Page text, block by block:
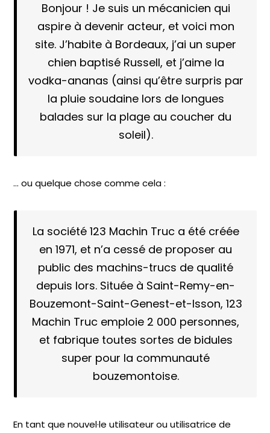
Bonjour ! Je suis un mécanicien qui
aspire à devenir acteur, et voici mon
site. J’habite à Bordeaux, j’ai un super
chien baptisé Russell, et j’aime la
vodka-ananas (ainsi qu’être surpris par
la pluie soudaine lors de longues
balades sur la plage au coucher du
soleil).
… ou quelque chose comme cela :
La société 123 Machin Truc a été créée
en 1971, et n’a cessé de proposer au
public des machins-trucs de qualité
depuis lors. Située à Saint-Remy-en-
Bouzemont-Saint-Genest-et-Isson, 123
Machin Truc emploie 2 000 personnes,
et fabrique toutes sortes de bidules
super pour la communauté
bouzemontoise.
En tant que nouvel·le utilisateur ou utilisatrice de